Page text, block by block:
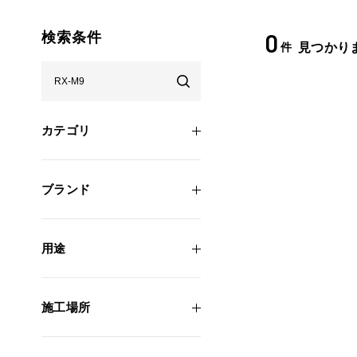
0 件 見つかり
検索条件
カテゴリ
ブランド
用途
施工場所